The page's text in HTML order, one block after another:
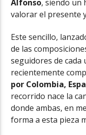
Alfonso, siendo un
valorar el presente
Este sencillo,
de las
seguidores de cada
recientemente
por Colombia,
recorrido nace la
donde ambas, en
forma a esta pieza